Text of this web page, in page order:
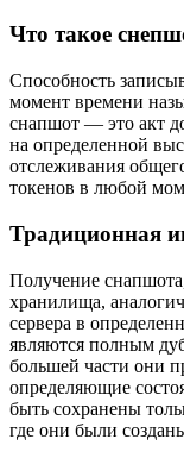
Что такое
Способность
момент времени
снапшот — это акт
на определенной
отслеживания
токенов в любой
Традиционная
Получение
хранилища,
сервера в
являются полным
большей части они
определяющие
быть сохранены
где они были